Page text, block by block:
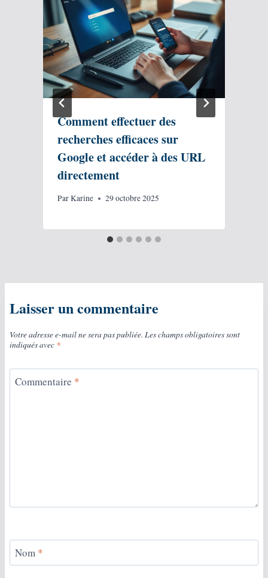
Comment effectuer des
recherches efficaces sur
Google et accéder à des URL
directement
ParKarine 29 octobre 2025
Laisser un commentaire
Votre adresse e-mail ne sera pas publiée. Les champs obligatoires sont
indiqués avec *
Commentaire *
Nom *